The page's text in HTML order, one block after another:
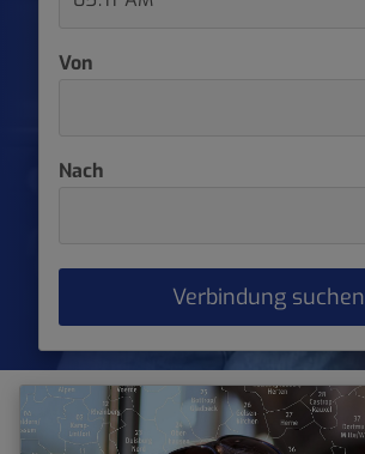
Von
Nach
Verbindung suchen